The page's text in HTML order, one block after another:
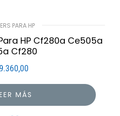
PARA HP
HP Cf280a Ce505a
Cf280
9.360,00
MÁS